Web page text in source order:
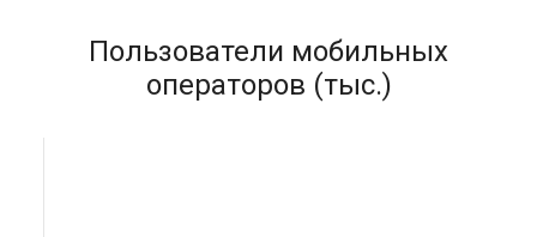
Пользователи мобильных
операторов (тыс.)